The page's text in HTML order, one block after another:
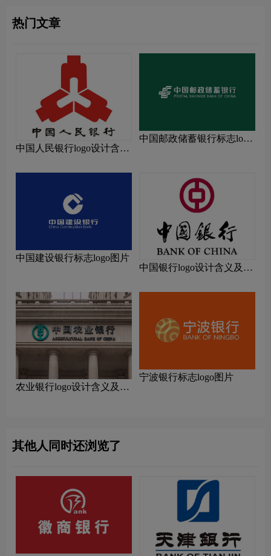
热门文章
中国人民银行logo设计含义
中国邮政储蓄银行标志logo
中国建设银行标志logo图片
中国银行logo设计含义及设
农业银行logo设计含义及设
宁波银行标志logo图片
其他人同时还浏览了